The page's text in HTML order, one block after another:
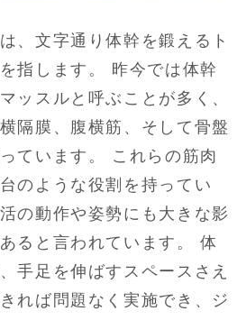
、文字通り体幹を鍛えるト
指します。 昨今では体幹
ッスルと呼ぶことが多く、
隔膜、腹横筋、そして骨盤
ています。 これらの筋肉
のような役割を持ってい
の動作や姿勢にも大きな影
ると言われています。 体
手足を伸ばすスペースさえ
れば問題なく実施でき、ジ